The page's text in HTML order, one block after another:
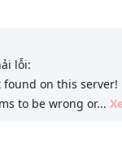
lỗi:
found on this server!
to be wrong or...